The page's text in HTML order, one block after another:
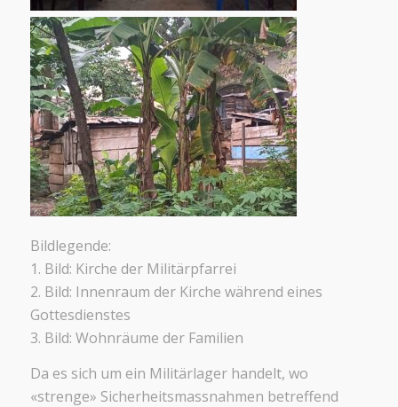
Bildlegende:
1. Bild: Kirche der Militärpfarrei
2. Bild: Innenraum der Kirche während eines
Gottesdienstes
3. Bild: Wohnräume der Familien
Da es sich um ein Militärlager handelt, wo
«strenge» Sicherheitsmassnahmen betreffend